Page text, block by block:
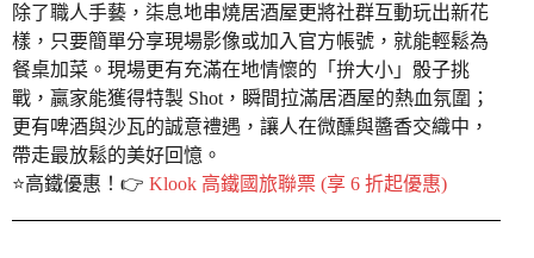
除了職人手藝，柒息地串燒居酒屋更將社群互動玩出新花
樣，只要簡單分享現場影像或加入官方帳號，就能輕鬆為
餐桌加菜。現場更有充滿在地情懷的「拚大小」骰子挑
戰，贏家能獲得特製 Shot，瞬間拉滿居酒屋的熱血氛圍；
更有啤酒與沙瓦的誠意禮遇，讓人在微醺與醬香交織中，
帶走最放鬆的美好回憶。
⭐️高鐵優惠！👉 Klook 高鐵國旅聯票 (享 6 折起優惠)